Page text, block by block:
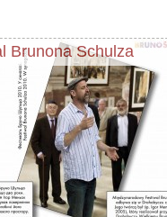
Brunona Schulza